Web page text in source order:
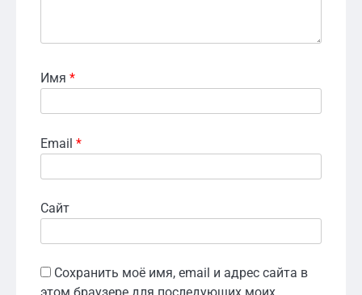
Имя *
Email *
Сайт
Сохранить моё имя, email и адрес сайта в